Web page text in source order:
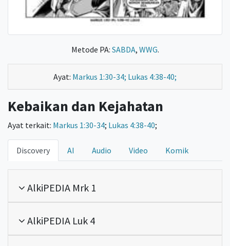
Metode PA: SABDA, WWG.
Ayat: Markus 1:30-34; Lukas 4:38-40;
Kebaikan dan Kejahatan
Ayat terkait: Markus 1:30-34; Lukas 4:38-40;
Discovery AI Audio Video Komik
AlkiPEDIA Mrk 1
AlkiPEDIA Luk 4